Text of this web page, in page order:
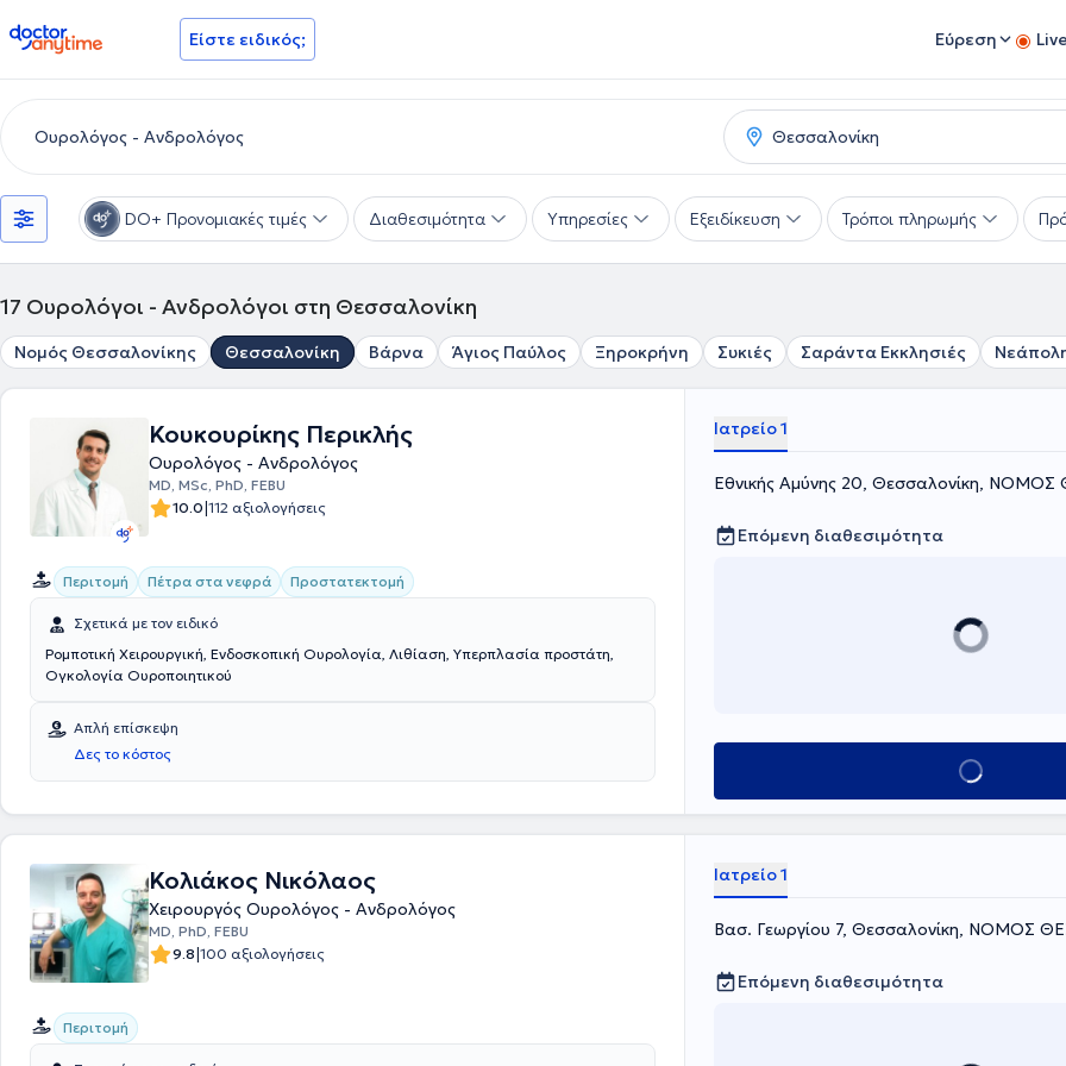
doctoranytime Είστε ειδικός; Εύρεση
DO+ Προνομιακές τιμές Διαθεσιμότητα Υπηρεσίες Εξειδίκευση Τρόποι πληρωμής
17 Ουρολόγοι - Ανδρολόγοι στη Θεσσαλονίκη
Νομός Θεσσαλονίκης Θεσσαλονίκη Βάρνα Άγιος Παύλος Ξηροκρήνη Συκιές Σαράντα Εκκλησιές
Κουκουρίκης Περικλής
Ουρολόγος - Ανδρολόγος
MD, MSc, PhD, FEBU
10.0|112 αξιολογήσεις
Περιτομή Πέτρα στα νεφρά Προστατεκτομή
Σχετικά με τον ειδικό
Ρομποτική Χειρουργική, Ενδοσκοπική Ουρολογία, Λιθίαση, Υπερπλασία προστάτη,
Ογκολογία Ουροποιητικού
Απλή επίσκεψη
Δες το κόστος
Ιατρείο 1
Εθνικής Αμύνης 20, Θεσσαλονίκη,
Επόμενη διαθεσιμότητα
Κλείσε ραντεβού
Κολιάκος Νικόλαος
Χειρουργός Ουρολόγος - Ανδρολόγος
MD, PhD, FEBU
9.8|100 αξιολογήσεις
Περιτομή
Ιατρείο 1
Βασ. Γεωργίου 7, Θεσσαλονίκη, ΝΟΜΟΣ
Επόμενη διαθεσιμότητα